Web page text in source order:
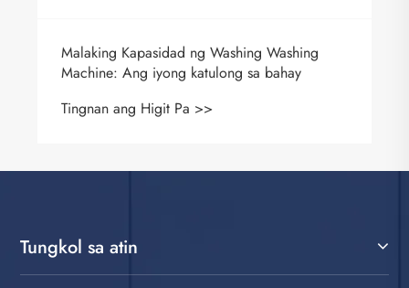
Malaking Kapasidad ng Washing Washing
Machine: Ang iyong katulong sa bahay
Tingnan ang Higit Pa >>
Tungkol sa atin